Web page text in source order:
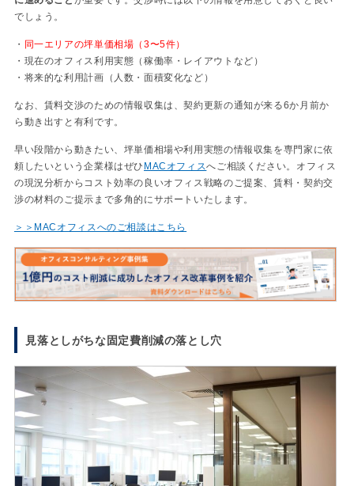
でしょう。
・ 同一エリアの坪単価相場（3〜5件）
・現在のオフィス利用実態（稼働率・レイアウトなど）
・将来的な利用計画（人数・面積変化など）
なお、賃料交渉のための情報収集は、契約更新の通知が来る6か月前か
ら動き出すと有利です。
早い段階から動きたい、坪単価相場や利用実態の情報収集を専門家に依
頼したいという企業様はぜひ MACオフィスへご相談ください。オフィス
の現況分析からコスト効率の良いオフィス戦略のご提案、賃料・契約交
渉の材料のご提示まで多角的にサポートいたします。
＞＞MACオフィスへのご相談はこちら
見落としがちな固定費削減の落とし穴